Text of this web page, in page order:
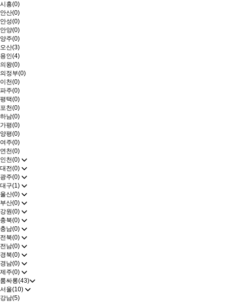
시흥(0)
안산(0)
안성(0)
안양(0)
양주(0)
오산(3)
용인(4)
의왕(0)
의정부(0)
이천(0)
파주(0)
평택(0)
포천(0)
하남(0)
가평(0)
양평(0)
여주(0)
연천(0)
인천(0)
대전(0)
광주(0)
대구(1)
울산(0)
부산(0)
강원(0)
충북(0)
충남(0)
전북(0)
전남(0)
경북(0)
경남(0)
제주(0)
룸싸롱(43)
서울(10)
강남(5)